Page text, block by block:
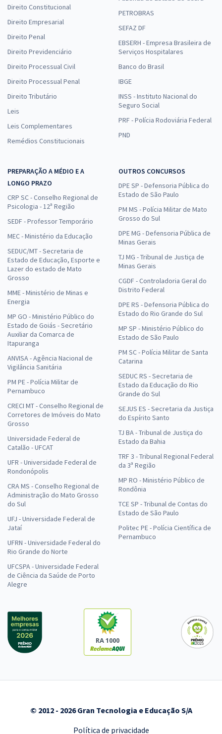
Direito Constitucional
Direito Empresarial
Direito Penal
Direito Previdenciário
Direito Processual Civil
Direito Processual Penal
Direito Tributário
Leis
Leis Complementares
Remédios Constitucionais
PETROBRAS
SEFAZ DF
EBSERH - Empresa Brasileira de
Serviços Hospitalares
Banco do Brasil
IBGE
INSS - Instituto Nacional do
Seguro Social
PRF - Polícia Rodoviária Federal
PND
PREPARAÇÃO A MÉDIO E A
LONGO PRAZO
CRP SC - Conselho Regional de
Psicologia - 12ª Região
SEDF - Professor Temporário
MEC - Ministério da Educação
SEDUC/MT - Secretaria de
Estado de Educação, Esporte e
Lazer do estado de Mato
Grosso
MME - Ministério de Minas e
Energia
MP GO - Ministério Público do
Estado de Goiás - Secretário
Auxiliar da Comarca de
Itapuranga
ANVISA - Agência Nacional de
Vigilância Sanitária
PM PE - Polícia Militar de
Pernambuco
CRECI MT - Conselho Regional de
Corretores de Imóveis do Mato
Grosso
Universidade Federal de
Catalão - UFCAT
UFR - Universidade Federal de
Rondonópolis
CRA MS - Conselho Regional de
Administração do Mato Grosso
do Sul
UFJ - Universidade Federal de
Jataí
UFRN - Universidade Federal do
Rio Grande do Norte
UFCSPA - Universidade Federal
de Ciência da Saúde de Porto
Alegre
OUTROS CONCURSOS
DPE SP - Defensoria Pública do
Estado de São Paulo
PM MS - Polícia Militar de Mato
Grosso do Sul
DPE MG - Defensoria Pública de
Minas Gerais
TJ MG - Tribunal de Justiça de
Minas Gerais
CGDF - Controladoria Geral do
Distrito Federal
DPE RS - Defensoria Pública do
Estado do Rio Grande do Sul
MP SP - Ministério Público do
Estado de São Paulo
PM SC - Polícia Militar de Santa
Catarina
SEDUC RS - Secretaria de
Estado da Educação do Rio
Grande do Sul
SEJUS ES - Secretaria da Justiça
do Espírito Santo
TJ BA - Tribunal de Justiça do
Estado da Bahia
TRF 3 - Tribunal Regional Federal
da 3ª Região
MP RO - Ministério Público de
Rondônia
TCE SP - Tribunal de Contas do
Estado de São Paulo
Politec PE - Polícia Científica de
Pernambuco
RA 1000
© 2012 - 2026 Gran Tecnologia e Educação S/A
Política de privacidade